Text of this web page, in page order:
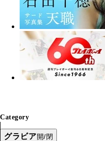
Category
グラビア開/閉